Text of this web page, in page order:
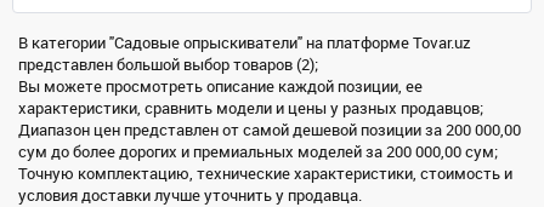
В категории "Садовые опрыскиватели" на платформе Tovar.uz
представлен большой выбор товаров (2);
Вы можете просмотреть описание каждой позиции, ее
характеристики, сравнить модели и цены у разных продавцов;
Диапазон цен представлен от самой дешевой позиции за 200 000,00
сум до более дорогих и премиальных моделей за 200 000,00 сум;
Точную комплектацию, технические характеристики, стоимость и
условия доставки лучше уточнить у продавца.